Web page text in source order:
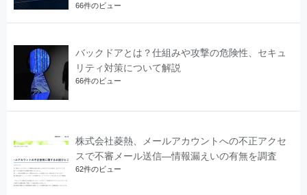
66件のビュー
バックドアとは？仕組みや攻撃の危険性、セキュ
リティ対策について解説
66件のビュー
株式会社菱熱、メールアカウントへの不正アクセ
スで不審メール送信―情報漏えいの有無を調査
62件のビュー